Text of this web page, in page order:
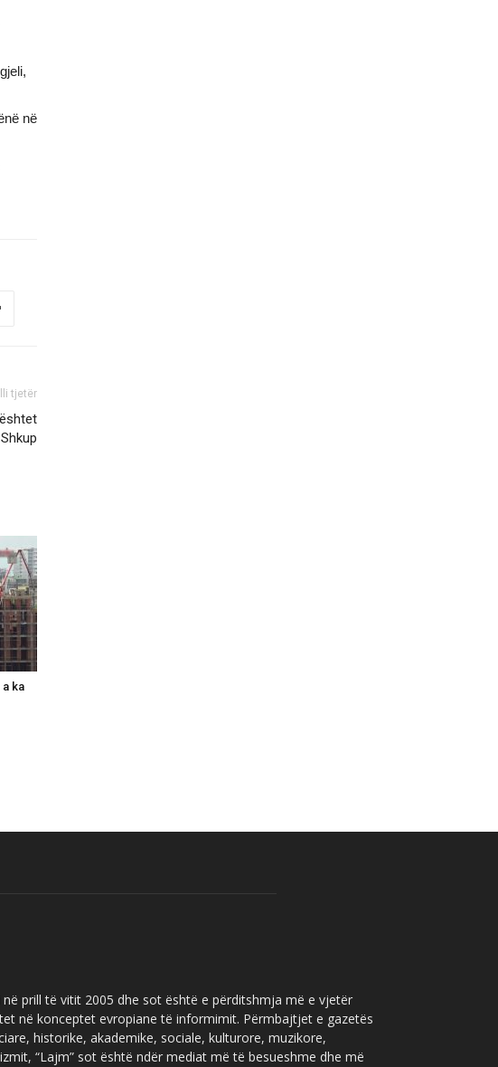
në
tjetër
ka
prill të vitit 2005 dhe sot është e përditshmja më e vjetër
në konceptet evropiane të informimit. Përmbajtjet e gazetës
historike, akademike, sociale, kulturore, muzikore,
“Lajm” sot është ndër mediat më të besueshme dhe më